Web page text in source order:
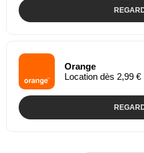
Orange
Location dès 2,99 €